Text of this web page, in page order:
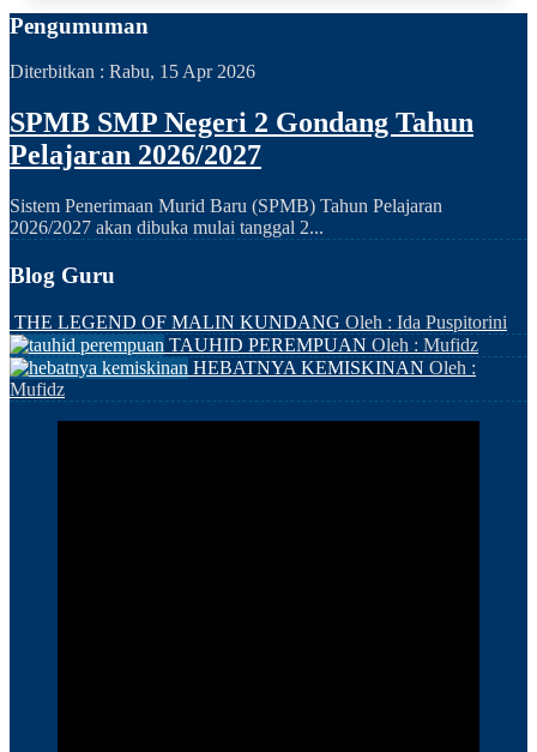
Pengumuman
Diterbitkan : Rabu, 15 Apr 2026
SPMB SMP Negeri 2 Gondang Tahun
Pelajaran 2026/2027
Sistem Penerimaan Murid Baru (SPMB) Tahun Pelajaran
2026/2027 akan dibuka mulai tanggal 2...
Blog Guru
THE LEGEND OF MALIN KUNDANG Oleh : Ida Puspitorini
TAUHID PEREMPUAN Oleh : Mufidz
HEBATNYA KEMISKINAN Oleh :
Mufidz